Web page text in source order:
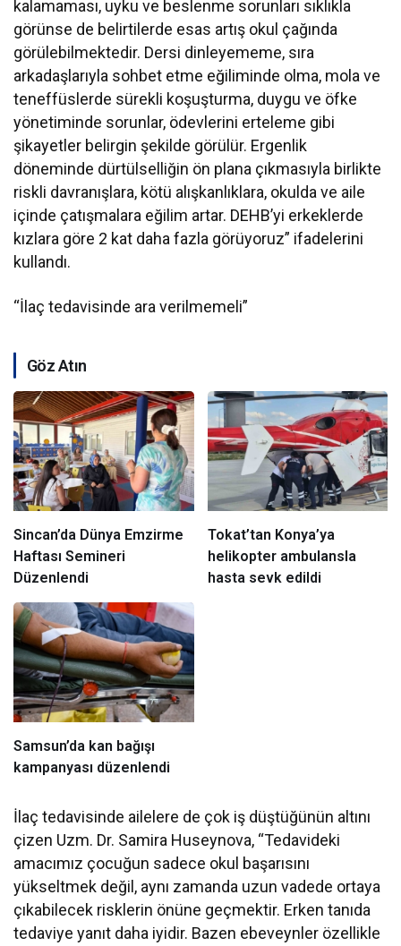
kalamaması, uyku ve beslenme sorunları sıklıkla
görünse de belirtilerde esas artış okul çağında
görülebilmektedir. Dersi dinleyememe, sıra
arkadaşlarıyla sohbet etme eğiliminde olma, mola ve
teneffüslerde sürekli koşuşturma, duygu ve öfke
yönetiminde sorunlar, ödevlerini erteleme gibi
şikayetler belirgin şekilde görülür. Ergenlik
döneminde dürtülselliğin ön plana çıkmasıyla birlikte
riskli davranışlara, kötü alışkanlıklara, okulda ve aile
içinde çatışmalara eğilim artar. DEHB’yi erkeklerde
kızlara göre 2 kat daha fazla görüyoruz” ifadelerini
kullandı.
“İlaç tedavisinde ara verilmemeli”
Göz Atın
Sincan’da Dünya Emzirme
Haftası Semineri
Düzenlendi
Tokat’tan Konya’ya
helikopter ambulansla
hasta sevk edildi
Samsun’da kan bağışı
kampanyası düzenlendi
İlaç tedavisinde ailelere de çok iş düştüğünün altını
çizen Uzm. Dr. Samira Huseynova, “Tedavideki
amacımız çocuğun sadece okul başarısını
yükseltmek değil, aynı zamanda uzun vadede ortaya
çıkabilecek risklerin önüne geçmektir. Erken tanıda
tedaviye yanıt daha iyidir. Bazen ebeveynler özellikle